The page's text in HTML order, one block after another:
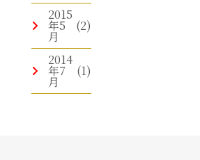
2015
年5
月
(2)
2014
年7
月
(1)